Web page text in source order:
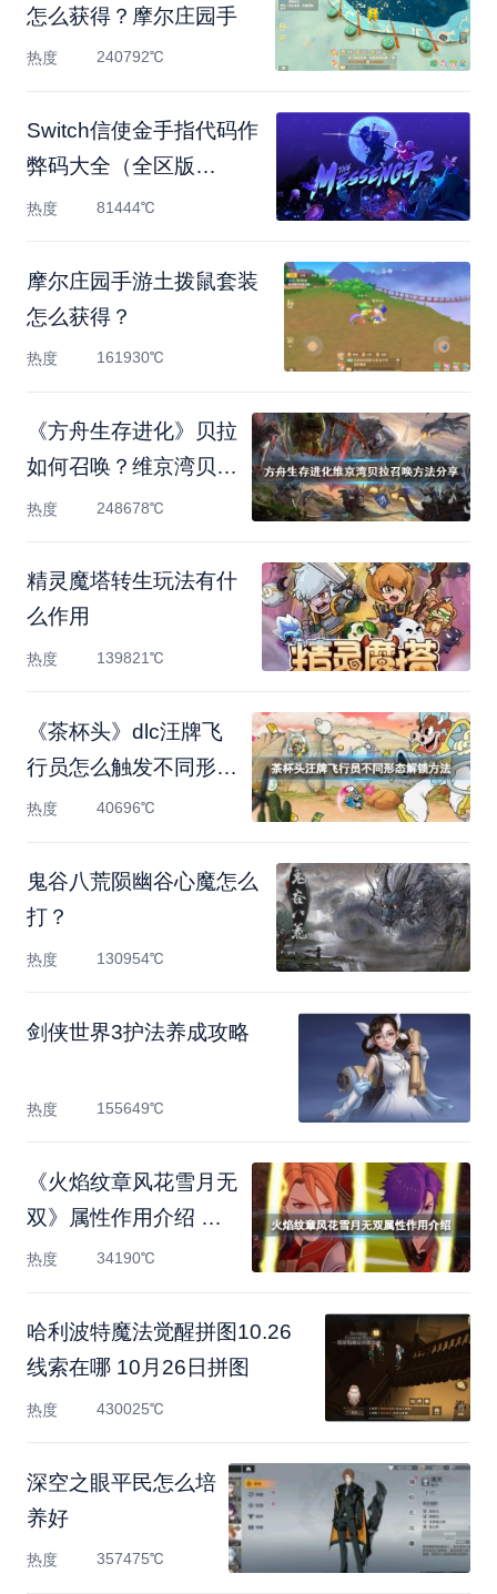
怎么获得？摩尔庄园手
热度 240792℃
Switch信使金手指代码作
弊码大全（全区版
2.0.2）
热度 81444℃
摩尔庄园手游土拨鼠套装
怎么获得？
热度 161930℃
《方舟生存进化》贝拉
如何召唤？维京湾贝拉
召
热度 248678℃
精灵魔塔转生玩法有什
么作用
热度 139821℃
《茶杯头》dlc汪牌飞
行员怎么触发不同形
态？汪
热度 40696℃
鬼谷八荒陨幽谷心魔怎么
打？
热度 130954℃
剑侠世界3护法养成攻略
热度 155649℃
《火焰纹章风花雪月无
双》属性作用介绍 属
性状
热度 34190℃
哈利波特魔法觉醒拼图10.26
线索在哪 10月26日拼图
热度 430025℃
深空之眼平民怎么培
养好
热度 357475℃